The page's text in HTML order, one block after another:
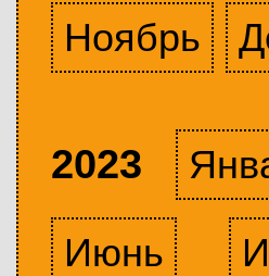
Ноябрь
2023
Июнь